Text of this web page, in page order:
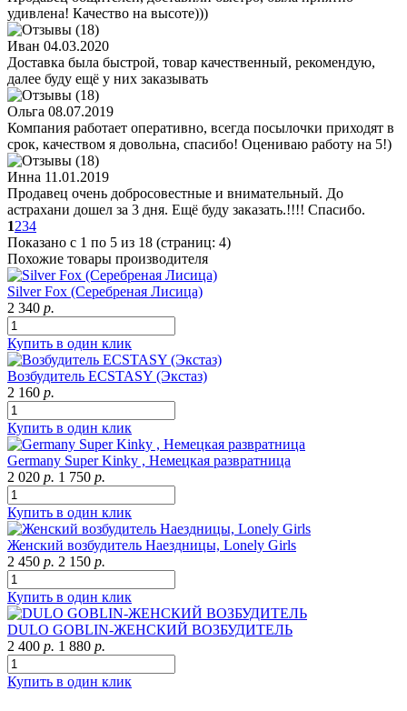
удивлена! Качество на высоте)))
Иван 04.03.2020
Доставка была быстрой, товар качественный, рекомендую,
далее буду ещё у них заказывать
Ольга 08.07.2019
Компания работает оперативно, всегда посылочки приходят в
срок, качеством я довольна, спасибо! Оцениваю работу на 5!)
Инна 11.01.2019
Продавец очень добросовестные и внимательный. До
астрахани дошел за 3 дня. Ещё буду заказать.!!!! Спасибо.
1234
Показано с 1 по 5 из 18 (страниц: 4)
Похожие товары производителя
Silver Fox (Серебреная Лисица)
2 340 р.
Купить в один клик
Возбудитель ECSTASY (Экстаз)
2 160 р.
Купить в один клик
Germany Super Kinky , Немецкая развратница
2 020 р. 1 750 р.
Купить в один клик
Женский возбудитель Наездницы, Lonely Girls
2 450 р. 2 150 р.
Купить в один клик
DULO GOBLIN-ЖЕНСКИЙ ВОЗБУДИТЕЛЬ
2 400 р. 1 880 р.
Купить в один клик